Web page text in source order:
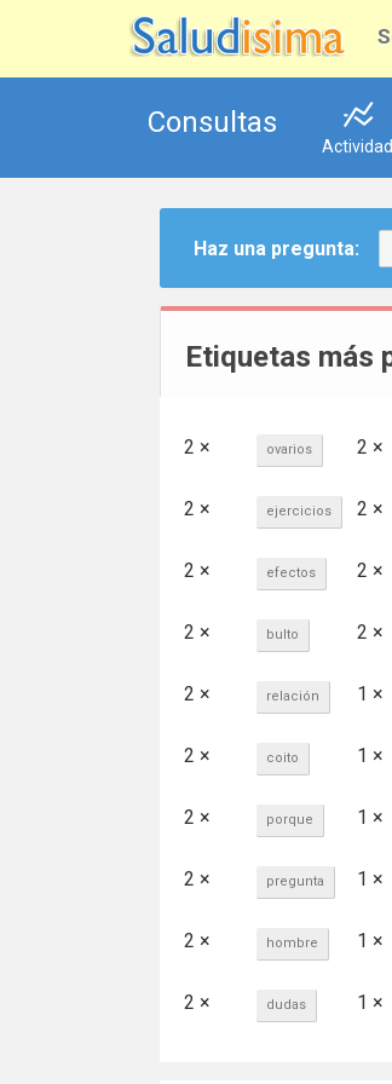
Consultas
Actividad
Haz una pregunta:
Etiquetas más
2 × ovarios 2 ×
2 × ejercicios 2 ×
2 × efectos 2 ×
2 × bulto 2 ×
2 × relación 1 ×
2 × coito 1 ×
2 × porque 1 ×
2 × pregunta 1 ×
2 × hombre 1 ×
2 × dudas 1 ×